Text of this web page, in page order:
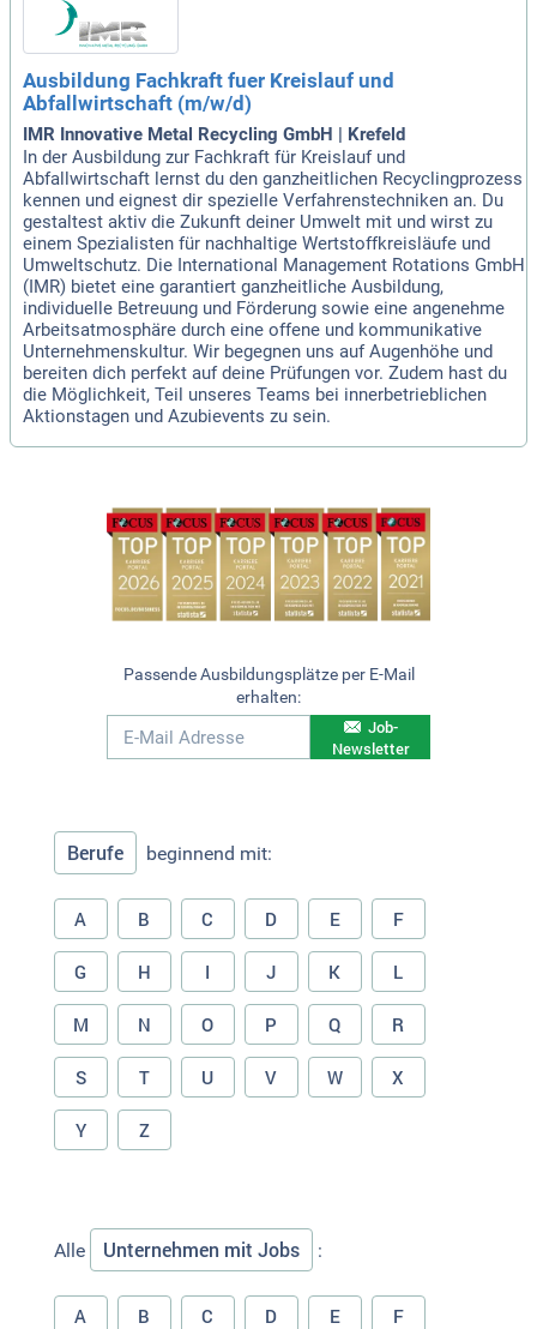
Ausbildung Fachkraft fuer Kreislauf und
Abfallwirtschaft (m/w/d)
IMR Innovative Metal Recycling GmbH | Krefeld
In der Ausbildung zur Fachkraft für Kreislauf und
Abfallwirtschaft lernst du den ganzheitlichen Recyclingprozess
kennen und eignest dir spezielle Verfahrenstechniken an. Du
gestaltest aktiv die Zukunft deiner Umwelt mit und wirst zu
einem Spezialisten für nachhaltige Wertstoffkreisläufe und
Umweltschutz. Die International Management Rotations GmbH
(IMR) bietet eine garantiert ganzheitliche Ausbildung,
individuelle Betreuung und Förderung sowie eine angenehme
Arbeitsatmosphäre durch eine offene und kommunikative
Unternehmenskultur. Wir begegnen uns auf Augenhöhe und
bereiten dich perfekt auf deine Prüfungen vor. Zudem hast du
die Möglichkeit, Teil unseres Teams bei innerbetrieblichen
Aktionstagen und Azubievents zu sein.
Passende Ausbildungsplätze per E-Mail
erhalten:
Job-
Newsletter
Berufe beginnend mit:
A B C D E F
G H I J K L
M N O P Q R
S T U V W X
Y Z
Alle Unternehmen mit Jobs :
A B C D E F